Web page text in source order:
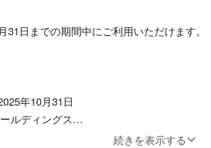
31日までの期間中にご利用いただけます。
年10月31日
ルディングス
続きを表示する